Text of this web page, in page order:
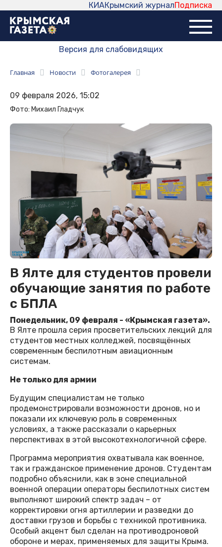
Подписка
Крымский журнал
КИА
Версия для слабовидящих
Главная Новости Фотогалерея
09 февраля 2026, 15:02
Фото: Михаил Гладчук
В Ялте для студентов провели
обучающие занятия по работе
с БПЛА
Понедельник, 09 февраля - «Крымская газета».
В Ялте прошла серия просветительских лекций для
студентов местных колледжей, посвящённых
современным беспилотным авиационным
системам.
Не только для армии
Будущим специалистам не только
продемонстрировали возможности дронов, но и
показали их ключевую роль в современных
условиях, а также рассказали о карьерных
перспективах в этой высокотехнологичной сфере.
Программа мероприятия охватывала как военное,
так и гражданское применение дронов. Студентам
подробно объяснили, как в зоне специальной
военной операции операторы беспилотных систем
выполняют широкий спектр задач – от
корректировки огня артиллерии и разведки до
доставки грузов и борьбы с техникой противника.
Особый акцент был сделан на противодроновой
обороне и мерах, применяемых для защиты Крыма.